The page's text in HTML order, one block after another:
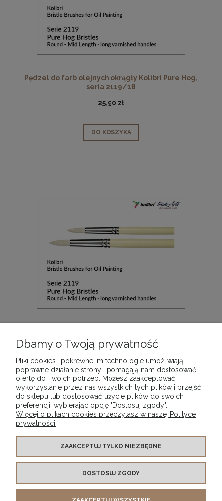
Pędzel do farb olejnych okrągły Kolibri Pure Hog,
seria 2119/18
25,90 zł
DO KOSZYKA
seria 2119/20
31,90 zł
DO KOSZYKA
WARUNKI ZAKUPÓW
MOJE KONTO
Dbamy o Twoją prywatność
Pliki cookies i pokrewne im technologie umożliwiają
poprawne działanie strony i pomagają nam dostosować
ofertę do Twoich potrzeb. Możesz zaakceptować
wykorzystanie przez nas wszystkich tych plików i przejść
do sklepu lub dostosować użycie plików do swoich
preferencji, wybierając opcję "Dostosuj zgody".
Więcej o plikach cookies przeczytasz w naszej Polityce
prywatności.
ZAAKCEPTUJ TYLKO NIEZBĘDNE
DOSTOSUJ ZGODY